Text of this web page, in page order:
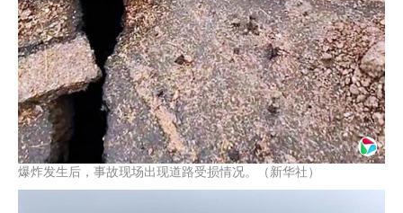
爆炸发生后，事故现场出现道路受损情况。（新华社）